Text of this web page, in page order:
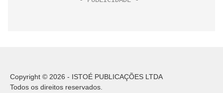
Copyright © 2026 - ISTOÉ PUBLICAÇÕES LTDA
Todos os direitos reservados.